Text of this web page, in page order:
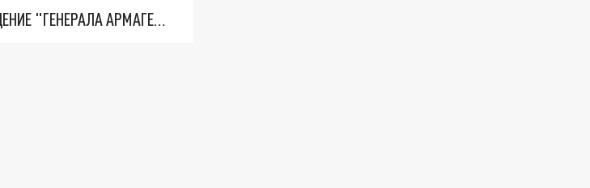
ТРИ ГЛАВНЫХ ИНСАЙДА ОБ СВО. ОТМЕНА МОБИЛИЗАЦИИ И ВОЗВРАЩЕНИЕ "ГЕНЕРАЛА АРМАГЕДДОНА"? ОТЛИЧНЫЕ НОВОСТИ, КОТОРЫЕ ЖДАЛИ ВСЕ